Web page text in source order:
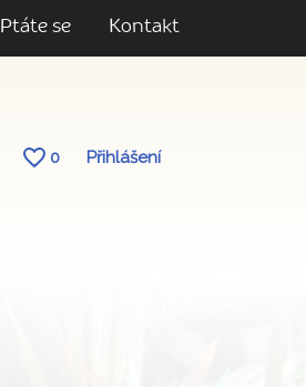
Ptáte se Kontakt
0 Přihlášení